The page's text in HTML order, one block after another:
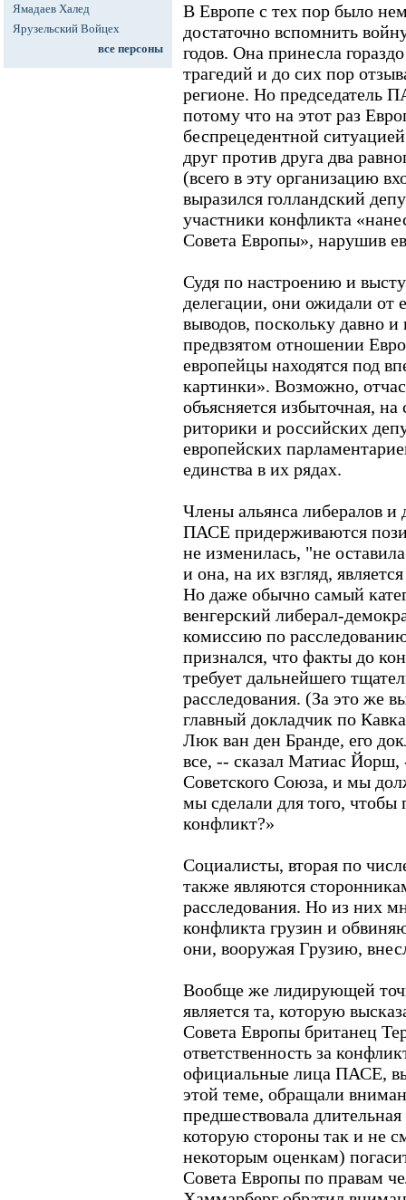
Ямадаев Халед
Ярузельский Войцех
все персоны
В Европе с тех пор было
достаточно вспомнить
годов. Она принесла
трагедий и до сих пор
регионе. Но председатель
потому что на этот раз
беспрецедентной
друг против друга два
(всего в эту организацию
выразился голландский
участники конфликта
Совета Европы», нарушив
Судя по настроению и
делегации, они ожидали от
выводов, поскольку давно
предвзятом отношении
европейцы находятся под
картинки». Возможно,
объясняется избыточная,
риторики и российских
европейских
единства в их рядах.
Члены альянса либералов и
ПАСЕ придерживаются
не изменилась, "не
и она, на их взгляд,
Но даже обычно самый
венгерский либерал-
комиссию по
признался, что факты до
требует дальнейшего
расследования. (За это же
главный докладчик по
Люк ван ден Бранде, его
все, -- сказал Матиас
Советского Союза, и мы
мы сделали для того, чтобы
конфликт?»
Социалисты, вторая по
также являются
расследования. Но из них
конфликта грузин и
они, вооружая Грузию,
Вообще же лидирующей
является та, которую
Совета Европы британец
ответственность за
официальные лица ПАСЕ,
этой теме, обращали
предшествовала
которую стороны так и не
некоторым оценкам)
Совета Европы по правам